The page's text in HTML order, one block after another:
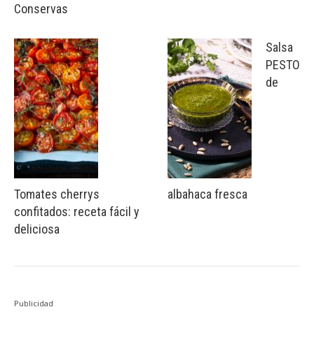
Conservas
Tomates cherrys
confitados: receta fácil y
deliciosa
Salsa
PESTO
de
albahaca fresca
Publicidad